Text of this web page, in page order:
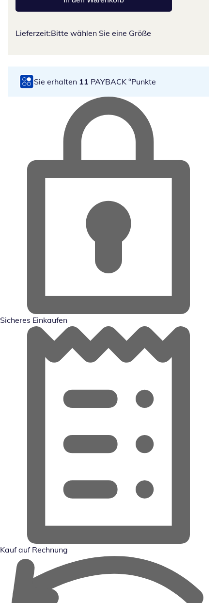
Lieferzeit:Bitte wählen Sie eine Größe
Sie erhalten 11 PAYBACK °Punkte
Sicheres Einkaufen
Kauf auf Rechnung